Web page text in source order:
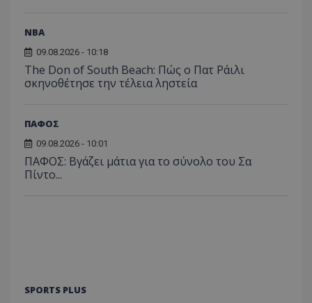
NBA
09.08.2026 - 10:18
The Don of South Beach: Πώς ο Πατ Ράιλι
σκηνοθέτησε την τέλεια ληστεία
ΠΑΦΟΣ
09.08.2026 - 10:01
ΠΑΦΟΣ: Βγάζει μάτια για το σύνολο του Σα
Πίντο...
SPORTS PLUS